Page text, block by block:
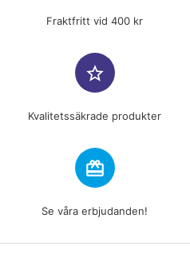
Fraktfritt vid 400 kr
star_border
Kvalitetssäkrade produkter
redeem
Se våra erbjudanden!